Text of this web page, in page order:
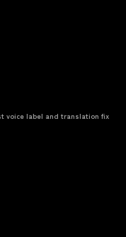
voice label and translation fix